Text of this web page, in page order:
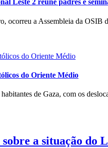
Leste 2 reúne padres e
ocorreu a Assembleia da
do Oriente Médio
de Gaza, com os
a situação do